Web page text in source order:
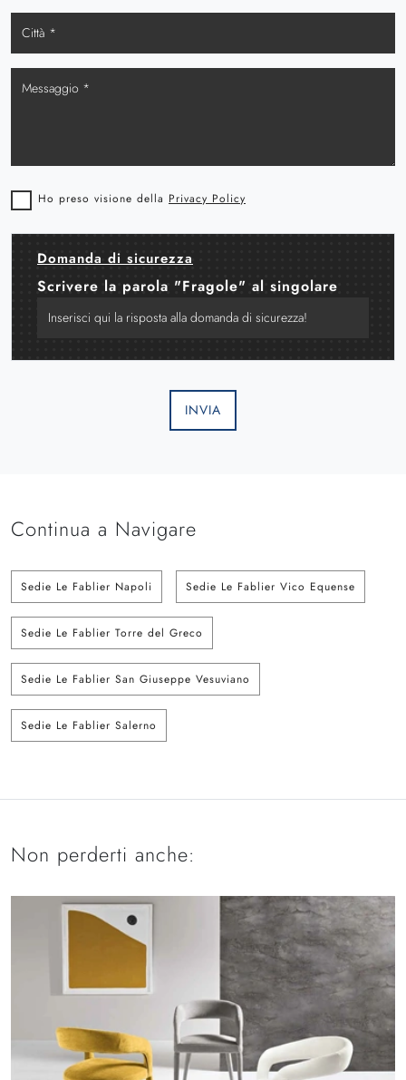
Ho preso visione della Privacy Policy
Domanda di sicurezza
Scrivere la parola "Fragole" al singolare
INVIA
Continua a Navigare
Sedie Le Fablier Napoli Sedie Le Fablier Vico Equense
Sedie Le Fablier Torre del Greco
Sedie Le Fablier San Giuseppe Vesuviano
Sedie Le Fablier Salerno
Non perderti anche: